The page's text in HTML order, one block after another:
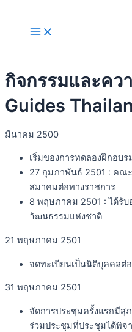
Main
Menu
กิจกรรมและคว
Guides
มีนาคม 2500
เริ่มของการทดลองฝึกอบ
27 กุมภาพันธ์ 2501 : คณ
สมาคมต่อทางราชการ
8 พฤษภาคม 2501 : ได้รั
วัฒนธรรมแห่งชาติ
21 พฤษภาคม 2501
จดทะเบียนเป็นนิติบุคคลต่
31 พฤษภาคม 2501
จัดการประชุมครั้งแรกมีสุ
ร่วมประชุมที่ประชุมได้พิจ